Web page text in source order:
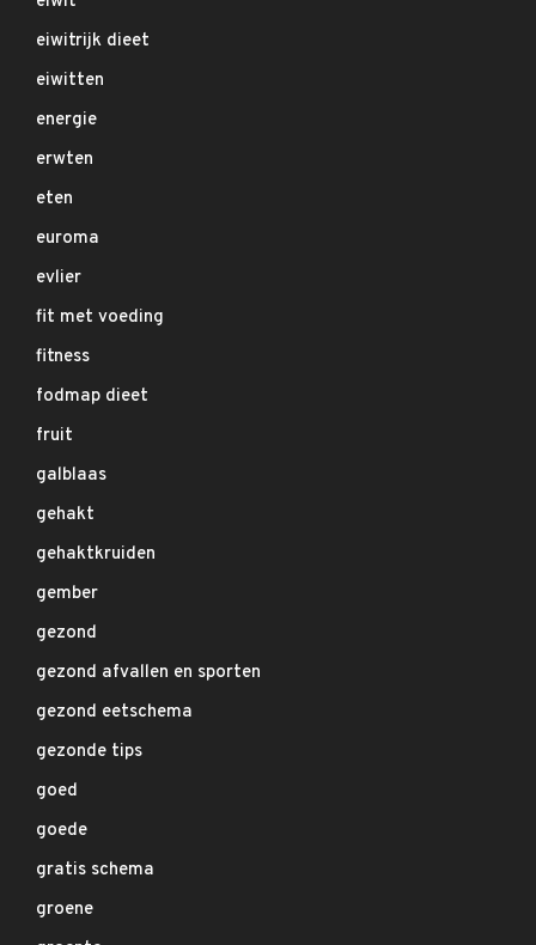
eiwitrijk dieet
eiwitten
energie
erwten
eten
euroma
evlier
fit met voeding
fitness
fodmap dieet
fruit
galblaas
gehakt
gehaktkruiden
gember
gezond
gezond afvallen en sporten
gezond eetschema
gezonde tips
goed
goede
gratis schema
groene